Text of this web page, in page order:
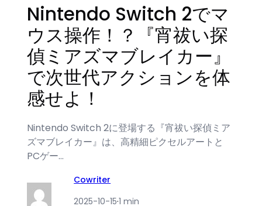
Nintendo Switch 2でマ
ウス操作！？『宵祓い探
偵ミアズマブレイカー』
で次世代アクションを体
感せよ！
Nintendo Switch 2に登場する『宵祓い探偵ミア
ズマブレイカー』は、高精細ピクセルアートと
PCゲー…
Cowriter
2025-10-15·1 min